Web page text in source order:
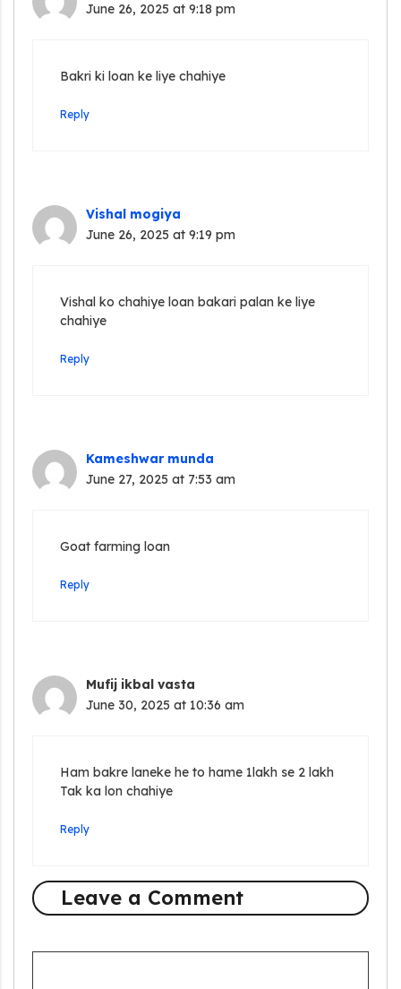
June 26, 2025 at 9:18 pm
Bakri ki loan ke liye chahiye
Reply
Vishal mogiya
June 26, 2025 at 9:19 pm
Vishal ko chahiye loan bakari palan ke liye
chahiye
Reply
Kameshwar munda
June 27, 2025 at 7:53 am
Goat farming loan
Reply
Mufij ikbal vasta
June 30, 2025 at 10:36 am
Ham bakre laneke he to hame 1lakh se 2 lakh
Tak ka lon chahiye
Reply
Leave a Comment